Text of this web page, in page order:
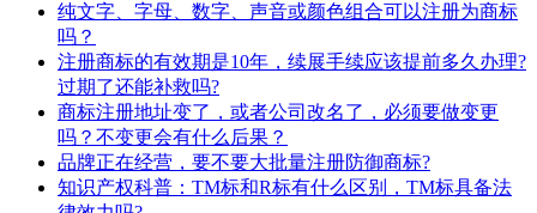
纯文字、字母、数字、声音或颜色组合可以注册为商标
吗？
注册商标的有效期是10年，续展手续应该提前多久办理?
过期了还能补救吗?
商标注册地址变了，或者公司改名了，必须要做变更
吗？不变更会有什么后果？
​品牌正在经营，要不要大批量注册防御商标?
知识产权科普：TM标和R标有什么区别，TM标具备法